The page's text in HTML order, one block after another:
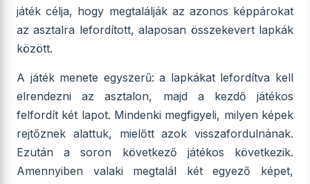
játék célja, hogy megtalálják az azonos képpárokat
az asztalra lefordított, alaposan összekevert lapkák
között.
A játék menete egyszerű: a lapkákat lefordítva kell
elrendezni az asztalon, majd a kezdő játékos
felfordít két lapot. Mindenki megfigyeli, milyen képek
rejtőznek alattuk, mielőtt azok visszafordulnának.
Ezután a soron következő játékos következik.
Amennyiben valaki megtalál két egyező képet,